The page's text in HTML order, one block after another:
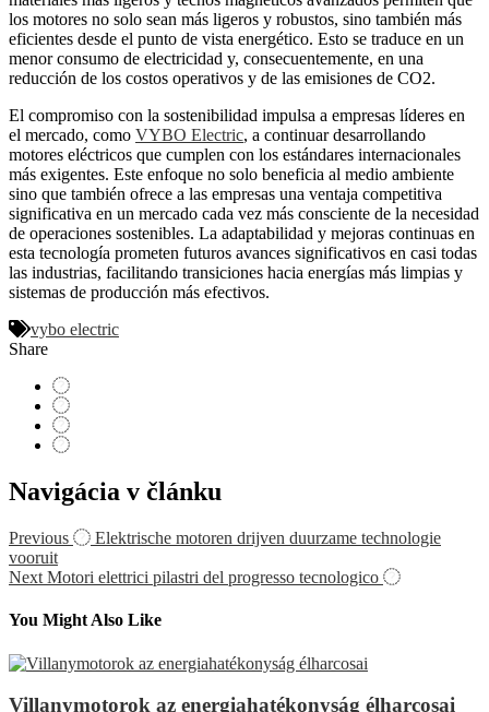
los motores no solo sean más ligeros y robustos, sino también más
eficientes desde el punto de vista energético. Esto se traduce en un
menor consumo de electricidad y, consecuentemente, en una
reducción de los costos operativos y de las emisiones de CO2.
El compromiso con la sostenibilidad impulsa a empresas líderes en
el mercado, como VYBO Electric, a continuar desarrollando
motores eléctricos que cumplen con los estándares internacionales
más exigentes. Este enfoque no solo beneficia al medio ambiente
sino que también ofrece a las empresas una ventaja competitiva
significativa en un mercado cada vez más consciente de la necesidad
de operaciones sostenibles. La adaptabilidad y mejoras continuas en
esta tecnología prometen futuros avances significativos en casi todas
las industrias, facilitando transiciones hacia energías más limpias y
sistemas de producción más efectivos.
vybo electric
Share
Navigácia v článku
Previous
Elektrische motoren drijven duurzame technologie
vooruit
Next Motori elettrici pilastri del progresso tecnologico
You Might Also Like
Villanymotorok az energiahatékonyság élharcosai